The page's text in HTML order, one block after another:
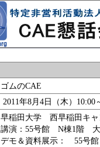
ゴムのCAE
2011年8月4日（木）10:00
早稲田大学 西早稲田キャ
講演：55号館 N棟1階 大
デモ＆資料展示： 55号